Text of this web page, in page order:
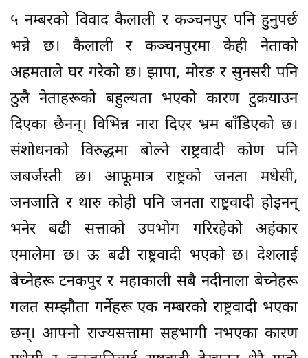
५ नम्बरको विवाद कैलाली र कञ्चनपुर पनि हुनुपर्छ
भन्ने छ। कैलाली र कञ्चनपुरमा केही नेताको
अहमताले घर गरेको छ। झापा, मोरङ र सुनसरी पनि
ठुलै नेताहरूको बहुल्यता भएको कारण टुक्रयाउन
दिएका छैनन्। विभिन्न नारा दिएर भ्रम बाँडिएको छ।
संशोधनको विरुद्धमा बोल्ने राष्ट्रवादी कोण पनि
जबर्जस्ती छ। आफूमात्र राष्ट्रको जनता मधेसी,
जनजाति र थारु कोही पनि जनता राष्ट्रवादी होइनन्
भनेर बढी सत्ताको उपभोग गरिरहेको अहंकार
एमालेमा छ। ऊ बढी राष्ट्रवादी भएको छ। देशलाई
बेच्नेहरू टनकपुर र महाकाली सबै नदीनाला बेच्नेहरू
गलत सम्झौता गर्नेहरू एक नम्बरको राष्ट्रवादी भएका
छन्। आफ्नो राज्यसत्तामा सहभागी नभएका कारण